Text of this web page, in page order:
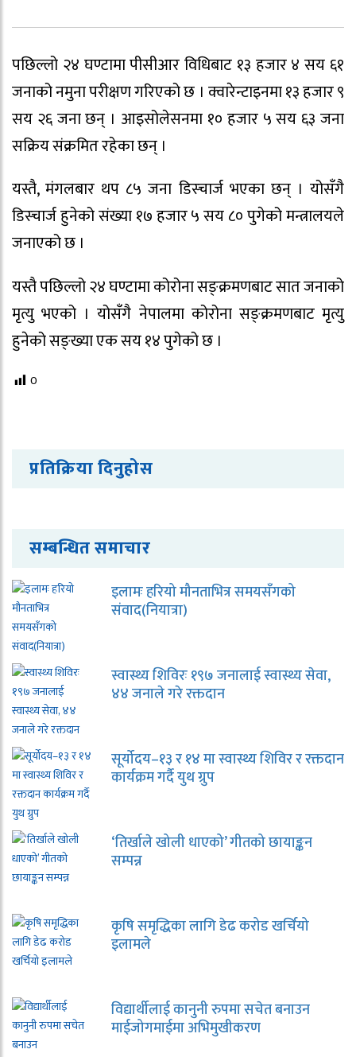
पछिल्लो २४ घण्टामा पीसीआर विधिबाट १३ हजार ४ सय ६१
जनाको नमुना परीक्षण गरिएको छ । क्वारेन्टाइनमा १३ हजार ९
सय २६ जना छन् । आइसोलेसनमा १० हजार ५ सय ६३ जना
सक्रिय संक्रमित रहेका छन् ।
यस्तै, मंगलबार थप ८५ जना डिस्चार्ज भएका छन् । योसँगै
डिस्चार्ज हुनेको संख्या १७ हजार ५ सय ८० पुगेको मन्त्रालयले
जनाएको छ ।
यस्तै पछिल्लो २४ घण्टामा कोरोना सङ्क्रमणबाट सात जनाको
मृत्यु भएको । योसँगै नेपालमा कोरोना सङ्क्रमणबाट मृत्यु
हुनेको सङ्ख्या एक सय १४ पुगेको छ ।
0
प्रतिक्रिया दिनुहोस
सम्बन्धित समाचार
इलामः हरियो मौनताभित्र समयसँगको
संवाद(नियात्रा)
स्वास्थ्य शिविरः १९७ जनालाई स्वास्थ्य सेवा,
४४ जनाले गरे रक्तदान
सूर्योदय–१३ र १४ मा स्वास्थ्य शिविर र रक्तदान
कार्यक्रम गर्दै युथ ग्रुप
‘तिर्खाले खोली धाएको’ गीतको छायाङ्कन
सम्पन्न
कृषि समृद्धिका लागि डेढ करोड खर्चियो
इलामले
विद्यार्थीलाई कानुनी रुपमा सचेत बनाउन
माईजोगमाईमा अभिमुखीकरण